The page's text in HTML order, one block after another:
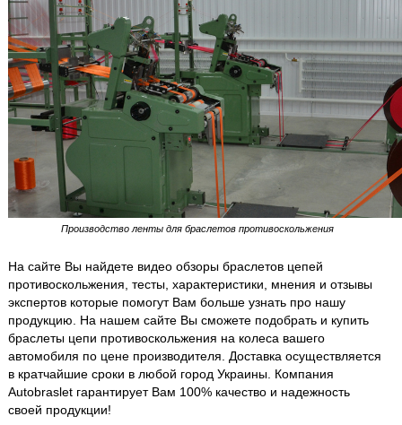
Производство ленты для браслетов противоскольжения
На сайте Вы найдете видео обзоры браслетов цепей
противоскольжения, тесты, характеристики, мнения и отзывы
экспертов которые помогут Вам больше узнать про нашу
продукцию. На нашем сайте Вы сможете подобрать и купить
браслеты цепи противоскольжения на колеса вашего
автомобиля по цене производителя. Доставка осуществляется
в кратчайшие сроки в любой город Украины. Компания
Autobraslet гарантирует Вам 100% качество и надежность
своей продукции!